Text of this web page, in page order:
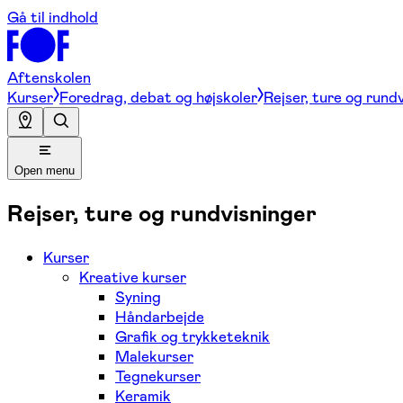
Gå til indhold
Aftenskolen
Kurser Foredrag, debat og højskoler Rejser, ture og
Open menu
Rejser, ture og rundvisninger
Kurser
Kreative kurser
Syning
Håndarbejde
Grafik og trykketeknik
Malekurser
Tegnekurser
Keramik